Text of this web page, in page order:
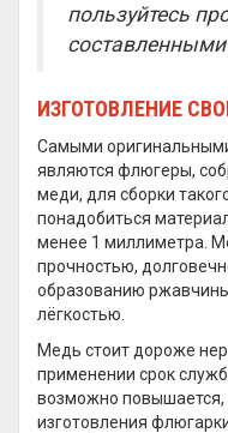
пользуйтесь
ИЗГОТОВЛЕНИЕ
Самыми
являются флюгеры,
меди, для сборки
понадобиться
менее 1 миллиметра.
прочностью,
образованию
лёгкостью.
Медь стоит дороже
применении срок
возможно повышается,
изготовления